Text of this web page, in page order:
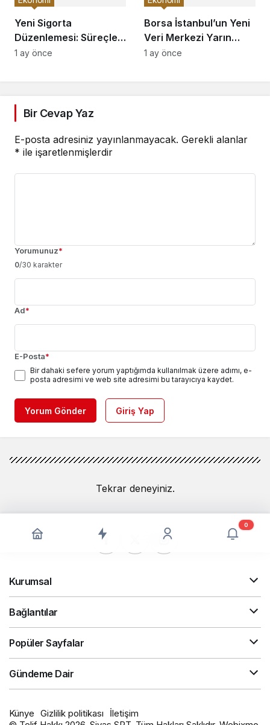
Yeni Sigorta
Düzenlemesi: Süreçler
Hızlanıyor!
1 ay önce
Borsa İstanbul’un Yeni
Veri Merkezi Yarın
Açılıyor!
1 ay önce
Bir Cevap Yaz
E-posta adresiniz yayınlanmayacak. Gerekli alanlar
* ile işaretlenmişlerdir
Yorumunuz*
0/30 karakter
Ad*
E-Posta*
Bir dahaki sefere yorum yaptığımda kullanılmak üzere adımı, e-
posta adresimi ve web site adresimi bu tarayıcıya kaydet.
Yorum Gönder Giriş Yap
Tekrar deneyiniz.
0
Kurumsal
Bağlantılar
Popüler Sayfalar
Gündeme Dair
Künye Gizlilik politikası
İletişim